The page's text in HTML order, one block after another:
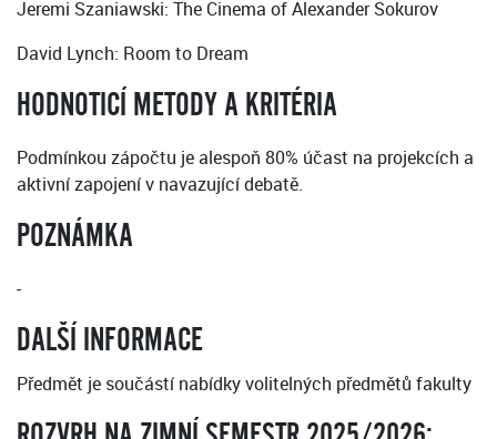
Jeremi Szaniawski: The Cinema of Alexander Sokurov
David Lynch: Room to Dream
HODNOTICÍ METODY A KRITÉRIA
Podmínkou zápočtu je alespoň 80% účast na projekcích a
aktivní zapojení v navazující debatě.
POZNÁMKA
-
DALŠÍ INFORMACE
Předmět je součástí nabídky volitelných předmětů fakulty